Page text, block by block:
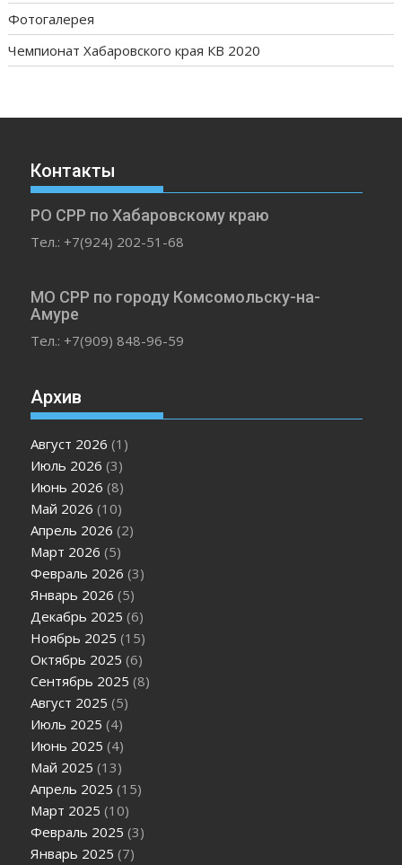
Фотогалерея
Чемпионат Хабаровского края КВ 2020
Контакты
РО СРР по Хабаровскому краю
Тел.: +7(924) 202-51-68
МО СРР по городу Комсомольску-на-
Амуре
Тел.: +7(909) 848-96-59
Архив
Август 2026 (1)
Июль 2026 (3)
Июнь 2026 (8)
Май 2026 (10)
Апрель 2026 (2)
Март 2026 (5)
Февраль 2026 (3)
Январь 2026 (5)
Декабрь 2025 (6)
Ноябрь 2025 (15)
Октябрь 2025 (6)
Сентябрь 2025 (8)
Август 2025 (5)
Июль 2025 (4)
Июнь 2025 (4)
Май 2025 (13)
Апрель 2025 (15)
Март 2025 (10)
Февраль 2025 (3)
Январь 2025 (7)